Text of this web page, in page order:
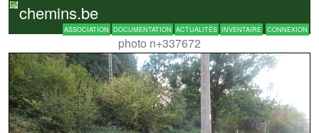
chemins.be
ASSOCIATION DOCUMENTATION ACTUALITÉS INVENTAIRE CONNEXION
photo n+337672